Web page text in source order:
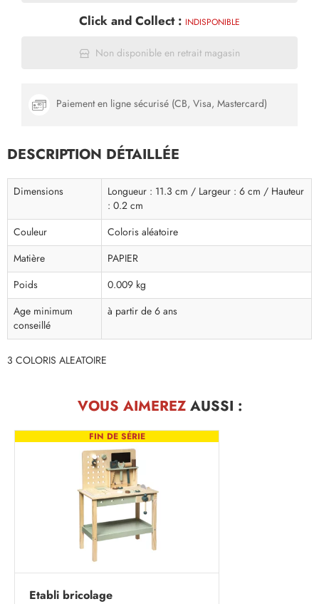
Click and Collect : INDISPONIBLE
Non disponible en retrait magasin
Paiement en ligne sécurisé (CB, Visa, Mastercard)
DESCRIPTION DÉTAILLÉE
Dimensions
Longueur : 11.3 cm / Largeur : 6 cm / Hauteur
: 0.2 cm
Couleur
Coloris aléatoire
Matière
PAPIER
Poids
0.009 kg
Age minimum
conseillé
à partir de 6 ans
3 COLORIS ALEATOIRE
VOUS AIMEREZAUSSI :
FIN DE SÉRIE
Etabli bricolage